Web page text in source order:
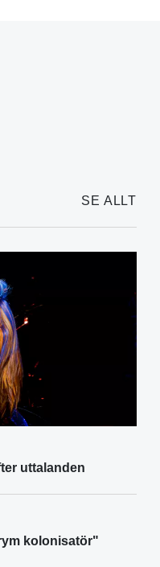
SE ALLT
uttalanden
kolonisatör"